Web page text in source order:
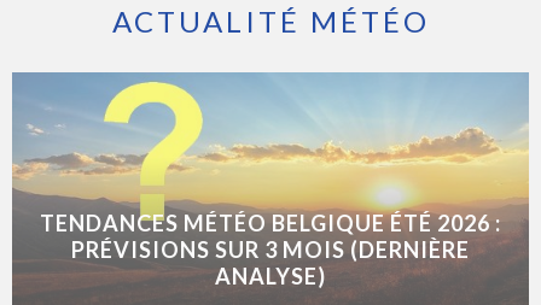
ACTUALITÉ MÉTÉO
TENDANCES MÉTÉO BELGIQUE ÉTÉ 2026 :
PRÉVISIONS SUR 3 MOIS (DERNIÈRE
ANALYSE)